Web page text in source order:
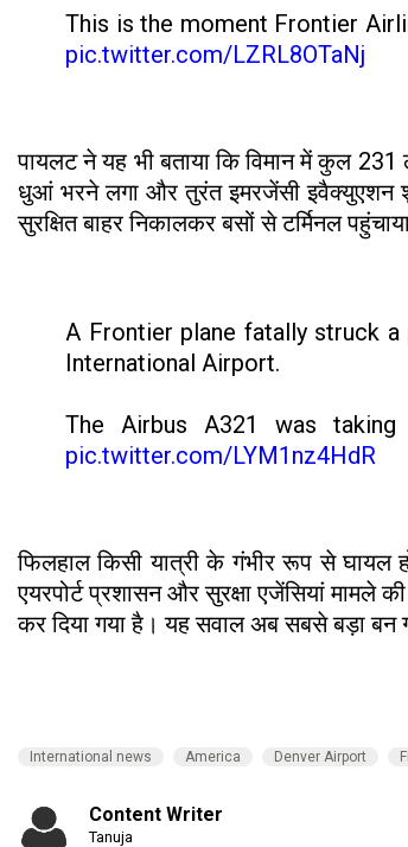
This is the moment Frontier
pic.twitter.com/LZRL8OTaNj
पायलट ने यह भी बताया कि विमान में कुल
धुआं भरने लगा और तुरंत इमरजेंसी इवैक्युएशन
सुरक्षित बाहर निकालकर बसों से टर्मिनल
A Frontier plane fatally struck
International Airport.
The Airbus A321 was
pic.twitter.com/LYM1nz4HdR
फिलहाल किसी यात्री के गंभीर रूप से घायल
एयरपोर्ट प्रशासन और सुरक्षा एजेंसियां
कर दिया गया है। यह सवाल अब सबसे बड़ा बन
International news America Denver Airport
Content Writer
Tanuja